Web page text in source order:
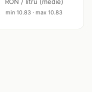
min 10.83 · max 10.83